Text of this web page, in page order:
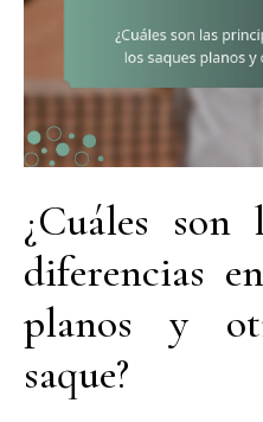
¿Cuáles son
diferencias
planos y
saque?